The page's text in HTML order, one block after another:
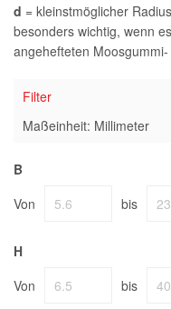
d = kleinstmöglicher
besonders wichtig, wenn
angehefteten
Filter
Maßeinheit: Millimeter
B
Von
bis
H
Von
bis